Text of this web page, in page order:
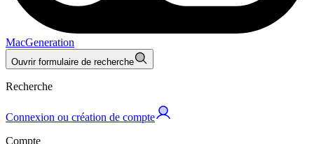
MacGeneration
Ouvrir formulaire de recherche
Recherche
Connexion ou création de compte
Compte